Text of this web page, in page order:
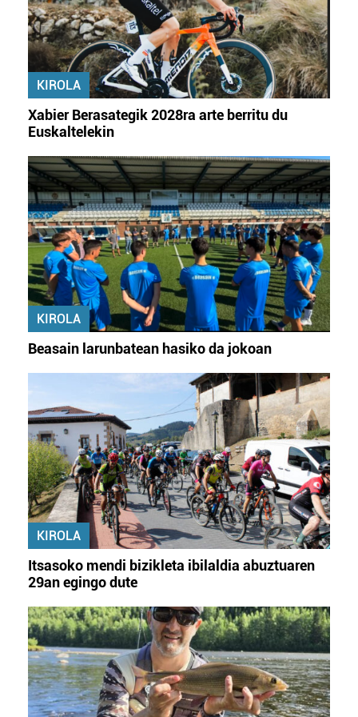
baliatzen gara. Ohar hau onartuz gero, teknologia hori
erabiltzeko baimen esplizitua ematen diguzu.Gehiago
irakurri
KIROLA
Xabier Berasategik 2028ra arte berritu du
Euskaltelekin
KIROLA
Beasain larunbatean hasiko da jokoan
KIROLA
Itsasoko mendi bizikleta ibilaldia abuztuaren
29an egingo dute